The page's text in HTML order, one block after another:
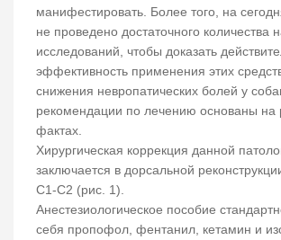
манифестировать. Более того, на
не проведено достаточного количества
исследований, чтобы доказать
эффективность применения этих
снижения невропатических болей у
рекомендации по лечению основаны на
фактах.
Хирургическая коррекция данной
заключается в дорсальной
С1-С2 (рис. 1).
Анестезиологическое пособие
себя пропофол, фентанил, кетамин и